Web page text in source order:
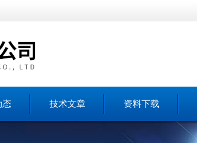
态 技术文章 资料下载